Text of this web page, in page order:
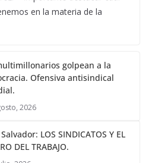
en la materia de la
golpean a la
Ofensiva antisindical
2026
LOS SINDICATOS Y EL
DEL TRABAJO.